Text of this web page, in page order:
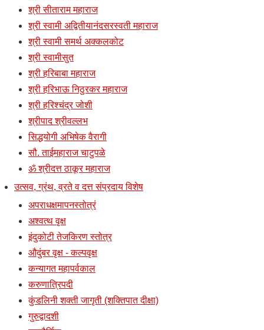
श्री सीताराम महाराज
श्री स्वामी अद्वितीयानंदसरस्वती महाराज
श्री स्वामी समर्थ अक्कलकोट
श्री स्वामीसुत
श्री हरिबाबा महाराज
श्री हरिभाऊ निठुरकर महाराज
श्री हरिश्चंद्र जोशी
श्रीपाद श्रीवल्लभ
सिद्धयोगी अभिषेक वैरागी
सौ. ताईमहाराज चाटुपळे
ॐ श्रीदत्त ठाकूर महाराज
उत्सव, ग्रंथ, व्रते व दत्त संप्रदाय विशेष
अपराधक्षमापनस्तोत्रं
अश्वत्थ वृक्ष
इंदुकोटी तेजकिरण स्तोत्र
औदुंबर वृक्ष - कल्पवृक्ष
कन्यागत महापर्वकाल
करुणात्रिपदी
कुंडलिनी शक्ती जागृती (शक्तिपात दीक्षा)
गुरुद्वादशी